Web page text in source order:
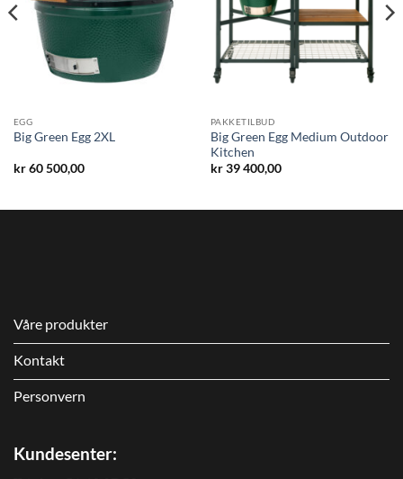
EGG
Big Green Egg 2XL
kr60 500,00
PAKKETILBUD
Big Green Egg Medium Outdoor
Kitchen
kr39 400,00
Våre produkter
Kontakt
Personvern
Kundesenter: